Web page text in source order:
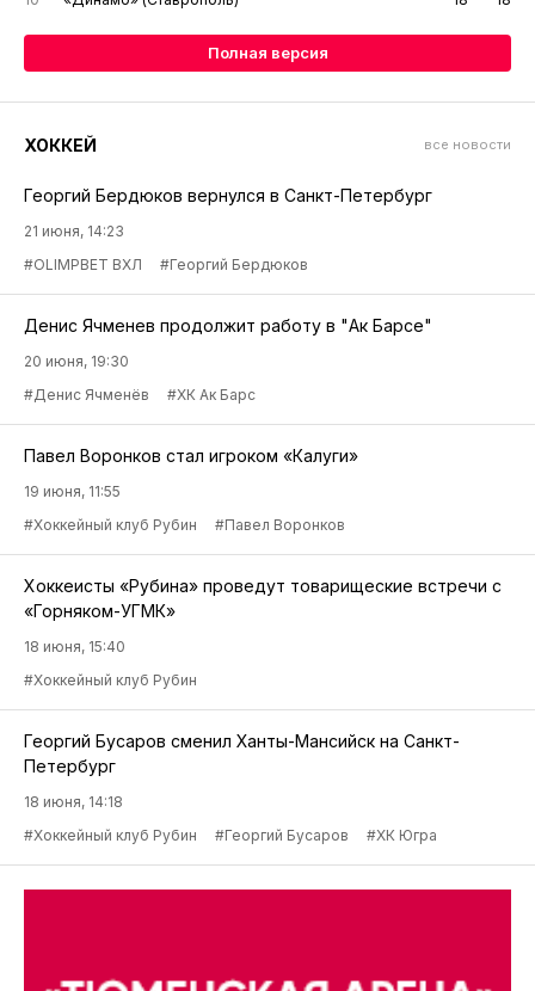
Полная версия
ХОККЕЙ все новости
Георгий Бердюков вернулся в Санкт-Петербург
21 июня, 14:23
#OLIMPBET ВХЛ
#Георгий Бердюков
Денис Ячменев продолжит работу в "Ак Барсе"
20 июня, 19:30
#Денис Ячменёв
#ХК Ак Барс
Павел Воронков стал игроком «Калуги»
19 июня, 11:55
#Хоккейный клуб Рубин
#Павел Воронков
Хоккеисты «Рубина» проведут товарищеские встречи с
«Горняком-УГМК»
18 июня, 15:40
#Хоккейный клуб Рубин
Георгий Бусаров сменил Ханты-Мансийск на Санкт-
Петербург
18 июня, 14:18
#Хоккейный клуб Рубин
#Георгий Бусаров #ХК Югра